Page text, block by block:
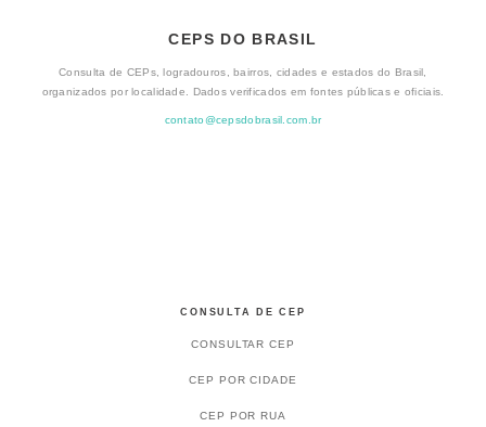
CEPS DO BRASIL
Consulta de CEPs, logradouros, bairros, cidades e estados do Brasil,
organizados por localidade. Dados verificados em fontes públicas e oficiais.
contato@cepsdobrasil.com.br
CONSULTA DE CEP
CONSULTAR CEP
CEP POR CIDADE
CEP POR RUA